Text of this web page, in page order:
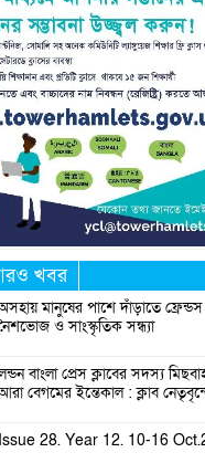
খবর
মানুষের পাশে দাঁড়াতে
ও সাংস্কৃতিক সন্ধ্যা
বাংলা প্রেস ক্লাবের সদস্য
বেগমের ইন্তেকাল : ক্লাব
Issue 28. Year 12. 10-16